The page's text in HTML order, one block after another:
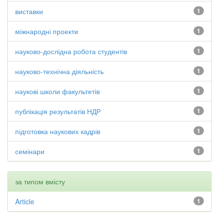
1
виставки
1
міжнародні проекти
1
науково-дослідна робота студентів
1
науково-технічна діяльність
1
наукові школи факультетів
1
публікація результатів НДР
1
підготовка наукових кадрів
1
семінари
за типом вмісту
1
Article